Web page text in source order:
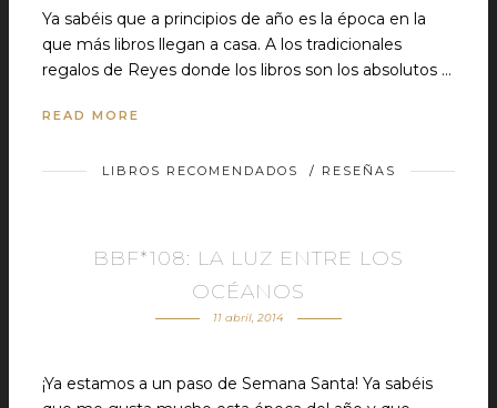
Ya sabéis que a principios de año es la época en la
que más libros llegan a casa. A los tradicionales
regalos de Reyes donde los libros son los absolutos …
READ MORE
LIBROS RECOMENDADOS / RESEÑAS
BBF*108: LA LUZ ENTRE LOS
OCÉANOS
11 abril, 2014
¡Ya estamos a un paso de Semana Santa! Ya sabéis